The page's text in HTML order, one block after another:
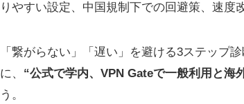
りやすい設定、中国規制下での回避策、速度
「繋がらない」「遅い」を避ける3ステップ
に、 “公式で学内、VPN Gateで一般利用と海
う。